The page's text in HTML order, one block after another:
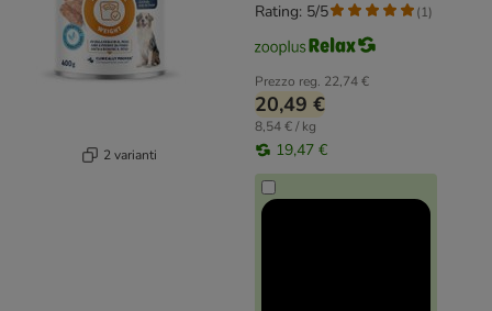
2 varianti
Prezzo reg. 22,74 €
20,49 €
8,54 € / kg
19,47 €
Rating: 5/5 (1)